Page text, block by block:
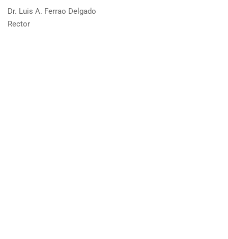
Dr. Luis A. Ferrao Delgado
Rector